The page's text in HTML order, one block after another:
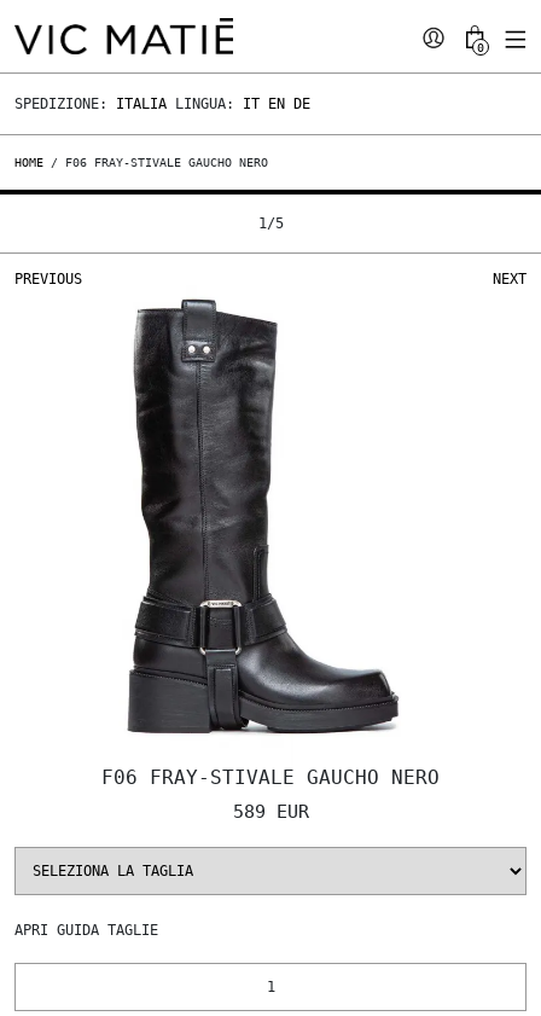
0
SPEDIZIONE: ITALIA LINGUA: IT EN DE
HOME / F06 FRAY-STIVALE GAUCHO NERO
F06 FRAY-STIVALE GAUCHO NERO
589 EUR
APRI GUIDA TAGLIE
PREVIOUS NEXT
1/5